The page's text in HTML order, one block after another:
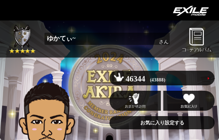
ゆかてぃ~ さん
46344 (43888)
お気に入り設定する